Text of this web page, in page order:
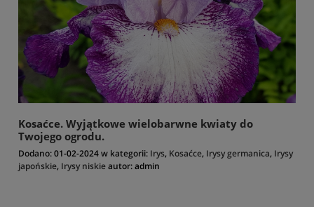
Kosaćce. Wyjątkowe wielobarwne kwiaty do
Twojego ogrodu.
Dodano:01-02-2024w kategorii: Irys, Kosaćce, Irysy germanica, Irysy
japońskie, Irysy niskieautor:admin